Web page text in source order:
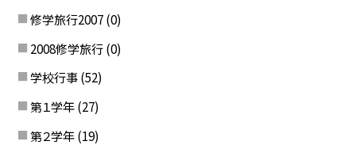
修学旅行2007 (0)
2008修学旅行 (0)
学校行事 (52)
第１学年 (27)
第２学年 (19)